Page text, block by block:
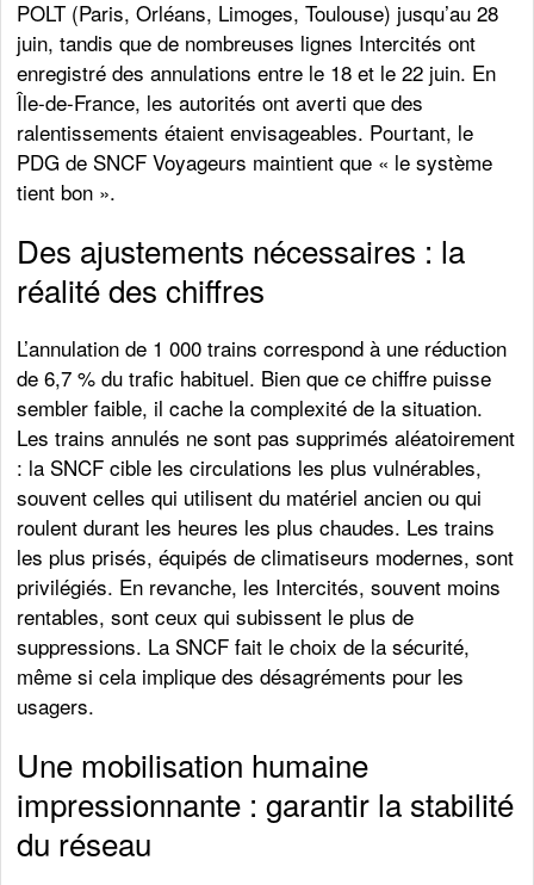
POLT (Paris, Orléans, Limoges, Toulouse) jusqu’au 28
juin, tandis que de nombreuses lignes Intercités ont
enregistré des annulations entre le 18 et le 22 juin. En
Île-de-France, les autorités ont averti que des
ralentissements étaient envisageables. Pourtant, le
PDG de SNCF Voyageurs maintient que « le système
tient bon ».
Des ajustements nécessaires : la
réalité des chiffres
L’annulation de 1 000 trains correspond à une réduction
de 6,7 % du trafic habituel. Bien que ce chiffre puisse
sembler faible, il cache la complexité de la situation.
Les trains annulés ne sont pas supprimés aléatoirement
: la SNCF cible les circulations les plus vulnérables,
souvent celles qui utilisent du matériel ancien ou qui
roulent durant les heures les plus chaudes. Les trains
les plus prisés, équipés de climatiseurs modernes, sont
privilégiés. En revanche, les Intercités, souvent moins
rentables, sont ceux qui subissent le plus de
suppressions. La SNCF fait le choix de la sécurité,
même si cela implique des désagréments pour les
usagers.
Une mobilisation humaine
impressionnante : garantir la stabilité
du réseau